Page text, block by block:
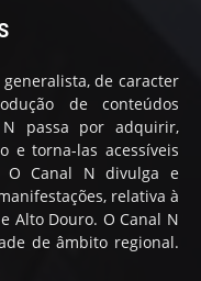
de caracter
de conteúdos
passa por adquirir,
e torna-las acessíveis
O Canal N divulga e
relativa à
Alto Douro. O Canal N
de âmbito regional.